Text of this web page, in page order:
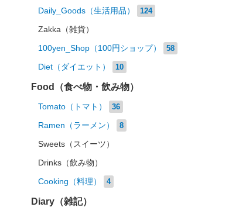
Daily_Goods（生活用品） 124
Zakka（雑貨）
100yen_Shop（100円ショップ） 58
Diet（ダイエット） 10
Food（食べ物・飲み物）
Tomato（トマト） 36
Ramen（ラーメン） 8
Sweets（スイーツ）
Drinks（飲み物）
Cooking（料理） 4
Diary（雑記）